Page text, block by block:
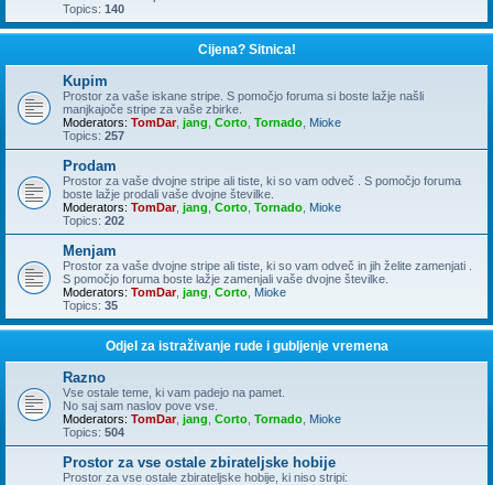
Topics: 140
Cijena? Sitnica!
Kupim
Prostor za vaše iskane stripe. S pomočjo foruma si boste lažje našli
manjkajoče stripe za vaše zbirke.
Moderators: TomDar, jang Corto Tornado Mioke
Topics: 257
Prodam
Prostor za vaše dvojne stripe ali tiste, ki so vam odveč . S pomočjo foruma
boste lažje prodali vaše dvojne številke.
Moderators: TomDar, jang Corto Tornado Mioke
Topics: 202
Menjam
Prostor za vaše dvojne stripe ali tiste, ki so vam odveč in jih želite zamenjati .
S pomočjo foruma boste lažje zamenjali vaše dvojne številke.
Moderators: TomDar, jang Corto Mioke
Topics: 35
Odjel za istraživanje rude i gubljenje vremena
Razno
Vse ostale teme, ki vam padejo na pamet.
No saj sam naslov pove vse.
Moderators: TomDar, jang Corto Tornado Mioke
Topics: 504
Prostor za vse ostale zbirateljske hobije
Prostor za vse ostale zbirateljske hobije, ki niso stripi: